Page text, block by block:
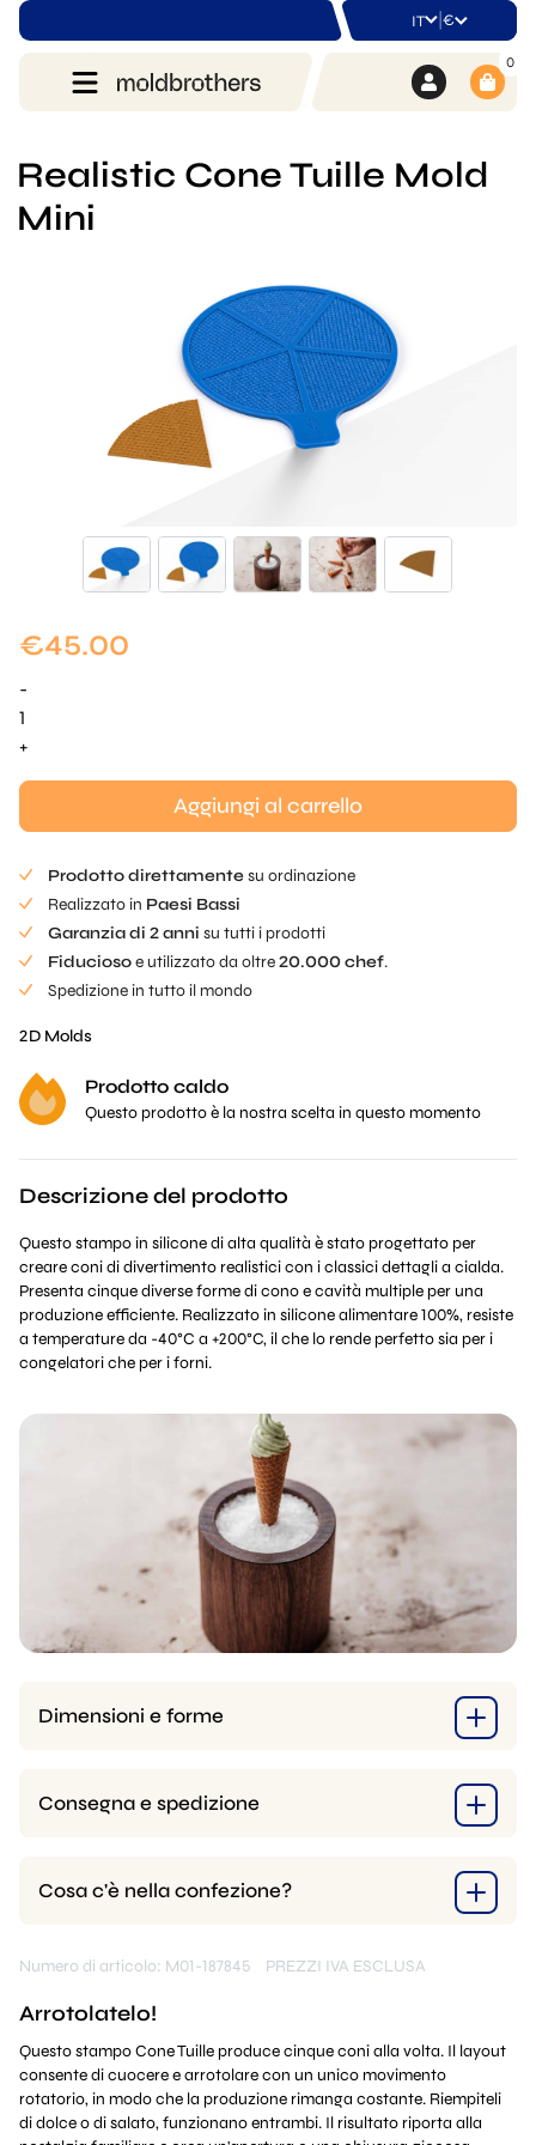
IT | €
0
Realistic Cone Tuille Mold
Mini
€45.00
-
Tuille
a
Mold
Mini
quantità
+
Aggiungi al carrello
Prodotto direttamentesu ordinazione
Realizzato in Paesi Bassi
Garanzia di 2 anni su tutti i prodotti
Fiduciosoe utilizzato da oltre20.000 chef.
Spedizione in tutto il mondo
2D Molds
Prodotto caldo
Questo prodotto è la nostra scelta in questo momento
Descrizione del prodotto
Questo stampo in silicone di alta qualità è stato progettato per
creare coni di divertimento realistici con i classici dettagli a cialda.
Presenta cinque diverse forme di cono e cavità multiple per una
produzione efficiente. Realizzato in silicone alimentare 100%, resiste
a temperature da -40°C a +200°C, il che lo rende perfetto sia per i
congelatori che per i forni.
Dimensioni e forme
Consegna e spedizione
Cosa c'è nella confezione?
Numero di articolo: M01-187845 PREZZI IVA ESCLUSA
Arrotolatelo!
Questo stampo Cone Tuille produce cinque coni alla volta. Il layout
consente di cuocere e arrotolare con un unico movimento
rotatorio, in modo che la produzione rimanga costante. Riempiteli
di dolce o di salato, funzionano entrambi. Il risultato riporta alla